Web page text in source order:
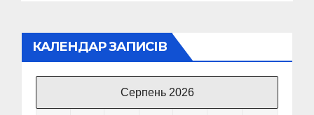
КАЛЕНДАР ЗАПИСІВ
Серпень 2026